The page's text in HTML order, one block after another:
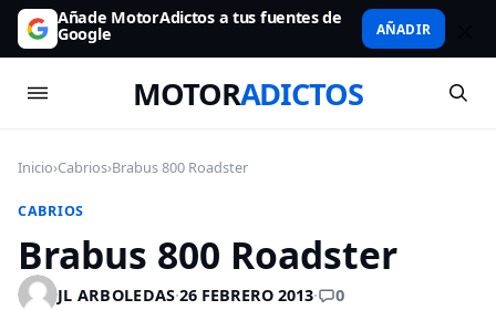
Añade MotorAdictos a tus fuentes de
Google AÑADIR
MOTORADICTOS
Inicio›Cabrios›Brabus 800 Roadster
CABRIOS
Brabus 800 Roadster
JL ARBOLEDAS·26 FEBRERO 2013· 0